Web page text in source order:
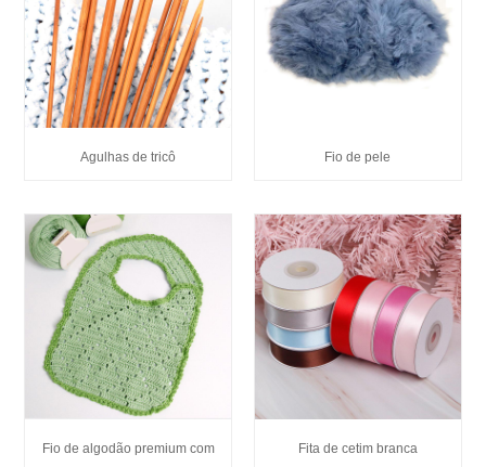
Agulhas de tricô Fio de pele
Fio de algodão premium com
Fita de cetim branca